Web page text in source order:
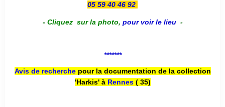
05 59 40 46 92
- Cliquez sur la photo, pour voir le lieu -
*******
Avis de recherche pour la documentation de la collection
'Harkis' à Rennes( 35)